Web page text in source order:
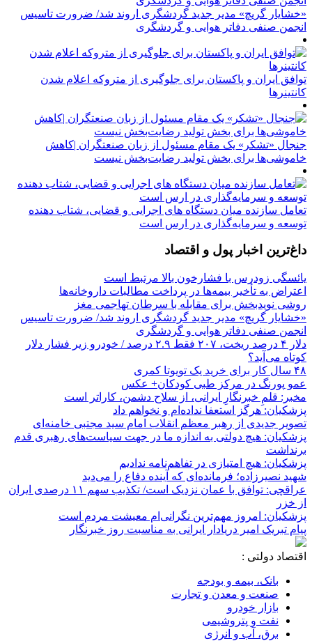
«خشایار گریچ» مدیر جدید گردشگری اروند شد/ ضرورت تاسیس
انجمن صنفی دفاتر هوایی و گردشگری
توافق ایران و پاکستان برای جلوگیری از متروکه اعلام شدن
کانتینرها
جنجال «تشکر» یک مقام مسئول از زبان صنعتگران |کاهش
خاموشی‌ها برای بخش تولید رضایت‌بخش نیست
تعامل سازنده میان دستگاه‌ های اجرایی و قضایی، شتاب‌ دهنده
توسعه و سرمایه‌گذاری در ارس است
داغ‌ترین اخبار پول و اقتصاد
یائسگی زودرس با فشارخون بالا مرتبط است
اعتراض به تأخیر بیمه‌ها در پرداخت مطالبات داروخانه‌ها
روشی نویدبخش برای مقابله با سرطان تهاجمی مغز
«خشایار گریچ» مدیر جدید گردشگری اروند شد/ ضرورت تاسیس
انجمن صنفی دفاتر هوایی و گردشگری
دلار ۴ درصد ریخت، ۲۰۷ فقط ۲.۹ درصد / خودرو زیر فشار دلار
کوتاه می‌آید؟
۴۸ سال کار برای خرید یک تویوتا کمری
عمو پورنگ در مرکز طبی کودکان+ عکس
مخبر: قلمِ خبرنگارِ ایرانی، از سلاح دشمن، کاراتر است
پزشکیان: هرگز استعفا نداده‌ام و نخواهم داد
تصویر جدیدی از رهبر معظم انقلاب امام سید مجتبی خامنه‌ای
پزشکیان: هیچ دولتی به اندازه ما در جهت سیاست‌های رهبری قدم
برنداشت
پزشکیان: هیچ امتیازی در تفاهم‌نامه ندادیم
شهید نصیرزاده؛ فرمانده‌ای که آینده دفاع را می‌دید
عراقچی: توافق با عمان نزدیک است/ تکذیب سهم ۱۱ درصدی ایران
از خزر
پزشکیان: امروز مهم‌ترین نگرانی‌ام معیشت مردم است
پیام تبریک امیر دریادار ایرانی به مناسبت روز خبرنگار
اقتصاد دولتی :
بانک، بیمه و بودجه
صنعت و معدن و تجارت
بازار خودرو
نفت و پتروشیمی
برق، آب و انرژی